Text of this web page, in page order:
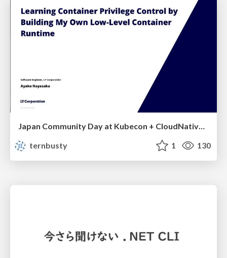
Japan Community Day at Kubecon + CloudNativeCon Japan 2026: Learning Container Privilege Control by Building My Own Low-Level Container Runtime
ternbusty
1 130